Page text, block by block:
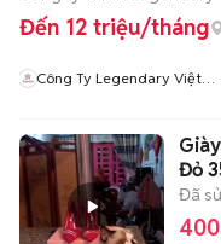
Đến 12 triệu/tháng
Công Ty Legendary Việt
Đỏ
Đã